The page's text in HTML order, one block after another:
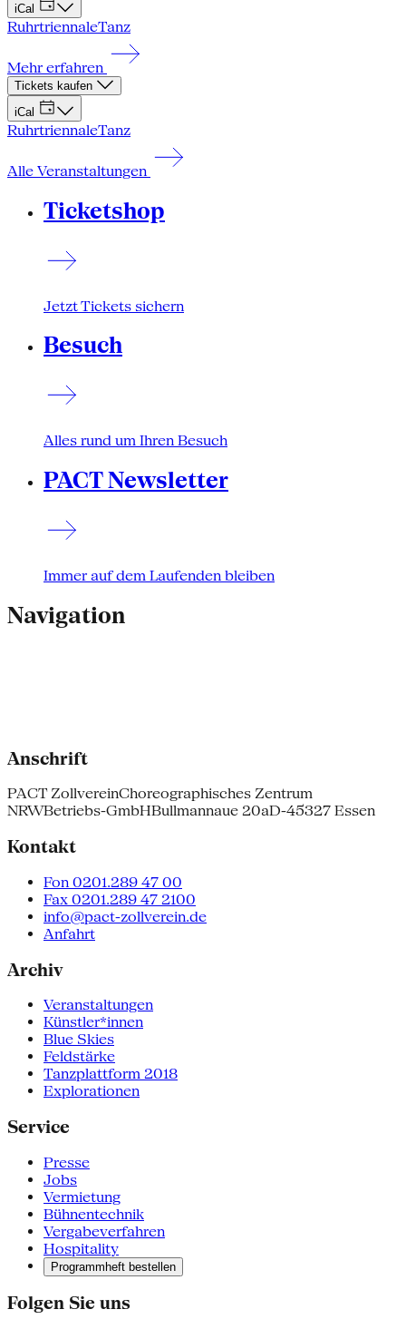
iCal
RuhrtriennaleTanz
Mehr erfahren
Tickets kaufen
iCal
RuhrtriennaleTanz
Alle Veranstaltungen
Ticketshop
Jetzt Tickets sichern
Besuch
Alles rund um Ihren Besuch
PACT Newsletter
Immer auf dem Laufenden bleiben
Navigation
Anschrift
PACT ZollvereinChoreographisches Zentrum
NRWBetriebs-GmbHBullmannaue 20aD-45327 Essen
Kontakt
Fon 0201.289 47 00
Fax 0201.289 47 2100
info@pact-zollverein.de
Anfahrt
Archiv
Veranstaltungen
Künstler*innen
Blue Skies
Feldstärke
Tanzplattform 2018
Explorationen
Service
Presse
Jobs
Vermietung
Bühnentechnik
Vergabeverfahren
Hospitality
Programmheft bestellen
Folgen Sie uns